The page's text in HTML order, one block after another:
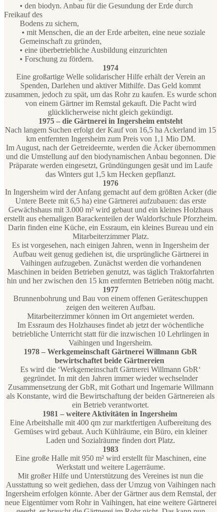
• den biodyn. Anbau für die Gesundung der Erde durch
Freikauf des
Bodens zu sichern,
• mit Menschen, die an der Erde arbeiten, eine neue soziale
Gemeinschaft zu gründen,
• eine überbetriebliche Ausbildung einzurichten
• Forschung zu fördern.
1974
Eine großartige Welle solidarischer Hilfe erhält der Verein an
Spenden, Darlehen und aktiver Mithilfe. Das Geld kommt
zusammen, jedoch zu spät, um das Rohr zu kaufen. Es wurde schon
von einem Gärtner im Remstal gekauft. Die Pacht wird
glücklicherweise nicht gleich gekündigt.
1975 – die Gärtnerei in Ingersheim entsteht
Nach langem Suchen erfolgt der Kauf von 16,5 ha Ackerland im 15
km entfernten Ingersheim zum Preis von 1,1 Mio DM.
Im August, nach der Getreideernte, werden die Äcker übernommen
und die Umstellung auf den biodynamischen Anbau begonnen. Die
Präparate werden eingesetzt, Gründüngungen gesät und im Laufe
das Winters gut 1,5 km Hecken gepflanzt.
1976
In Ingersheim wird der Anfang gemacht auf dem größten Acker (die
Untere Beete mit 6,5 ha) eine Gärtnerei aufzubauen: das erste
Gewächshaus mit 3.000 m² wird gebaut und ein kleines Holzhaus
erstellt aus ehemaligen Barackenteilen der Waldorfschule Pforzheim.
Darin finden eine Küche, ein Essraum, ein kleines Bureau und ein
Mitarbeiterzimmer Platz.
Es ist vorgesehen, nach einigen Jahren, wenn in Ingersheim der
Aufbau weit genug gediehen ist, die ursprüngliche Gärtnerei in
Vaihingen aufzugeben. Zunächst werden die vorhandenen
Maschinen in beiden Betrieben genutzt, was täglich Traktorfahrten
hin und her zwischen den 15 km entfernten Betrieben nötig macht.
1977
Brunnenbohrung und Bau von einem offenen Geräteschuppen
zeigen den weiteren Aufbau.
Mitarbeiterzimmer können im Ort angemietet werden.
Im Essraum des Holzhauses findet ab jetzt der wöchentliche
betriebliche Unterricht statt für die inzwischen 10 Lehrlingen in
Vaihingen und Ingersheim.
1978 – Werkgemeinschaft Gärtnerei Willmann GbR
bewirtschaftet beide Gärtnereien
Es wird die ‘Werkgemeinschaft Gärtnerei Willmann GbR‘
gegründet. In mit den Jahren immer wieder wechselnder
Zusammensetzung der GbR, mit Gothart und Ingemarie Willmann
als Konstante, wird die Bewirtschaftung der beiden Gärtnereien als
ein Betrieb verantwortet.
1981 – weitere Aktivitäten in Ingersheim
Eine Arbeitshalle mit 400 qm zur marktfertigen Aufbereitung des
Gemüses wird gebaut. Auch Kühlräume, ein Büro, ein kleiner
Laden und Sozialräume finden dort Platz.
1983
Eine große Halle mit 950 m² wird erstellt für Maschinen, eine
Werkstatt und weitere Lagerräume.
Mit großer Hilfe und Unterstützung des Vereines ist nun die
Ausstattung so weit gediehen, dass der Umzug von Vaihingen nach
Ingersheim erfolgen könnte. Aber der Gärtner aus dem Remstal, der
neue Eigentümer vom Rohr in Vaihingen, hat eine weitere Gärtnerei